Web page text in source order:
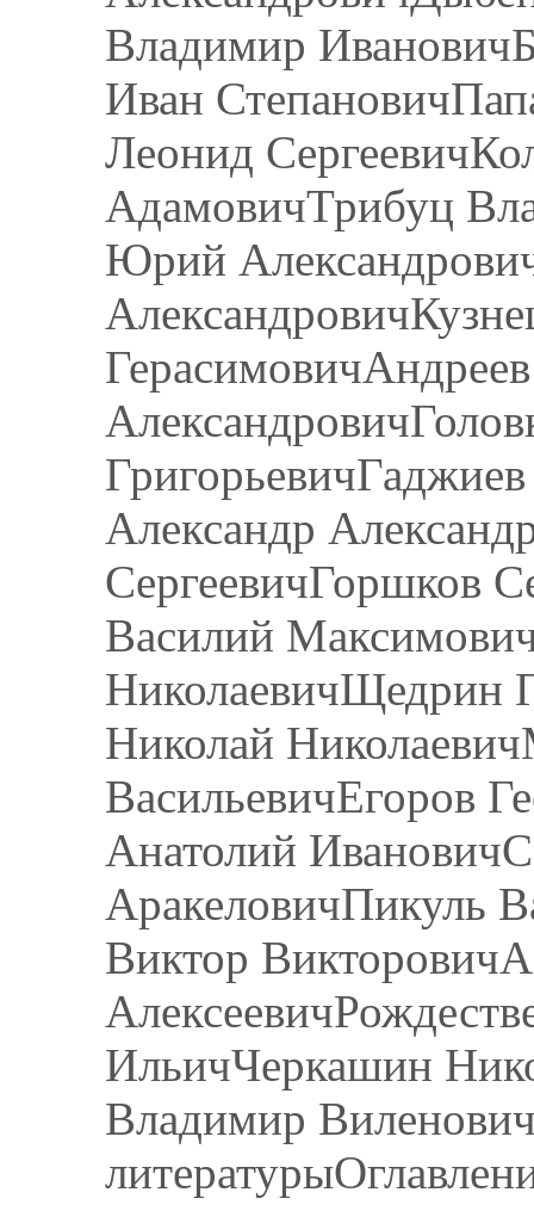
Владимир
Иван
Леонид
АдамовичТрибуц
Юрий
Александр
СергеевичГоршков
Василий
НиколаевичЩедрин
Николай
ВасильевичЕгоров
Анатолий
АракеловичПикуль
Виктор
ИльичЧеркашин
Владимир